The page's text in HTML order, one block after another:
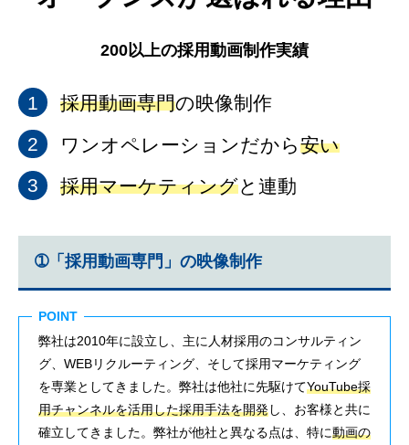
200以上の採用動画制作実績
採用動画専門の映像制作
ワンオペレーションだから安い
採用マーケティングと連動
➀「採用動画専門」の映像制作
POINT
弊社は2010年に設立し、主に人材採用のコンサルティン
グ、WEBリクルーティング、そして採用マーケティング
を専業としてきました。弊社は他社に先駆けてYouTube採
用チャンネルを活用した採用手法を開発し、お客様と共に
確立してきました。弊社が他社と異なる点は、特に動画の